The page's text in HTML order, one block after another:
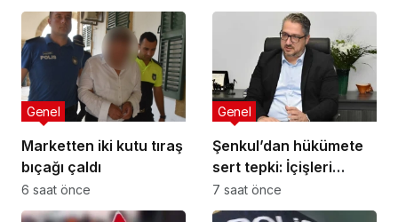
mücadele etti
Marketten iki kutu tıraş
bıçağı çaldı
Genel
6 saat önce
Şenkul’dan hükümete
sert tepki: İçişleri
Bakanı nerede,
Başbakan nerede?
Genel
7 saat önce